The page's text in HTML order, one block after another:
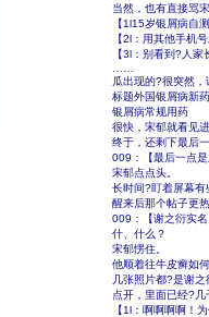
当然，也有直接骂
【1l15岁银屑病自
【2l：用其他手机
【3l：别看到?人
瓜出现的?很突然
标题外国银屑病新
银屑病常规用药
很快，宋郁就看见
终于，还剩下最后
009：【最后一点
宋郁点点头。
长时间?盯着屏幕
醒来后那个帖子更
009：【谢之衍实
什、什么？
宋郁愣住。
他顺着往牛皮癣如
几张照片都?是谢
点开，里面已经?
【1l：啊啊啊啊！